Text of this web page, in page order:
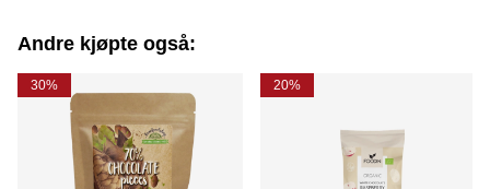
Andre kjøpte også:
30% 20%